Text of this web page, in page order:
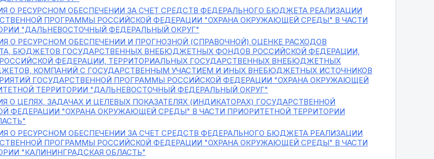
О РЕСУРСНОМ ОБЕСПЕЧЕНИИ ЗА СЧЕТ СРЕДСТВ ФЕДЕРАЛЬНОГО БЮДЖЕТА РЕАЛИЗАЦИИ
ПРОГРАММЫ РОССИЙСКОЙ ФЕДЕРАЦИИ "ОХРАНА ОКРУЖАЮЩЕЙ СРЕДЫ" В ЧАСТИ
"ДАЛЬНЕВОСТОЧНЫЙ ФЕДЕРАЛЬНЫЙ ОКРУГ"
О РЕСУРСНОМ ОБЕСПЕЧЕНИИ И ПРОГНОЗНОЙ (СПРАВОЧНОЙ) ОЦЕНКЕ РАСХОДОВ
БЮДЖЕТОВ ГОСУДАРСТВЕННЫХ ВНЕБЮДЖЕТНЫХ ФОНДОВ РОССИЙСКОЙ ФЕДЕРАЦИИ,
ФЕДЕРАЦИИ, ТЕРРИТОРИАЛЬНЫХ ГОСУДАРСТВЕННЫХ ВНЕБЮДЖЕТНЫХ
КОМПАНИЙ С ГОСУДАРСТВЕННЫМ УЧАСТИЕМ И ИНЫХ ВНЕБЮДЖЕТНЫХ ИСТОЧНИКОВ
ГОСУДАРСТВЕННОЙ ПРОГРАММЫ РОССИЙСКОЙ ФЕДЕРАЦИИ "ОХРАНА ОКРУЖАЮЩЕЙ
ТЕРРИТОРИИ "ДАЛЬНЕВОСТОЧНЫЙ ФЕДЕРАЛЬНЫЙ ОКРУГ"
О ЦЕЛЯХ, ЗАДАЧАХ И ЦЕЛЕВЫХ ПОКАЗАТЕЛЯХ (ИНДИКАТОРАХ) ГОСУДАРСТВЕННОЙ
ФЕДЕРАЦИИ "ОХРАНА ОКРУЖАЮЩЕЙ СРЕДЫ" В ЧАСТИ ПРИОРИТЕТНОЙ ТЕРРИТОРИИ
О РЕСУРСНОМ ОБЕСПЕЧЕНИИ ЗА СЧЕТ СРЕДСТВ ФЕДЕРАЛЬНОГО БЮДЖЕТА РЕАЛИЗАЦИИ
ПРОГРАММЫ РОССИЙСКОЙ ФЕДЕРАЦИИ "ОХРАНА ОКРУЖАЮЩЕЙ СРЕДЫ" В ЧАСТИ
"КАЛИНИНГРАДСКАЯ ОБЛАСТЬ"